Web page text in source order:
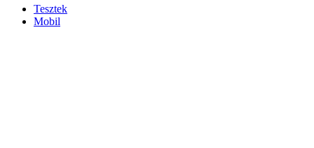
Tesztek
Mobil